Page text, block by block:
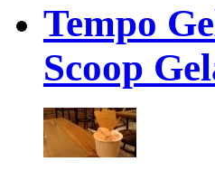
Tempo
Scoop